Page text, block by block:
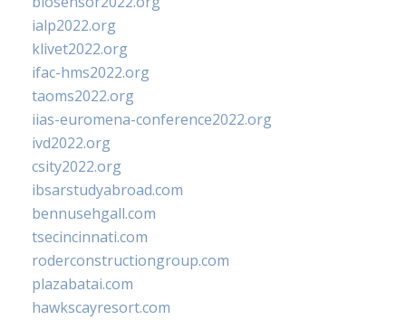
ialp2022.org
klivet2022.org
ifac-hms2022.org
taoms2022.org
iias-euromena-conference2022.org
ivd2022.org
csity2022.org
ibsarstudyabroad.com
bennusehgall.com
tsecincinnati.com
roderconstructiongroup.com
plazabatai.com
hawkscayresort.com